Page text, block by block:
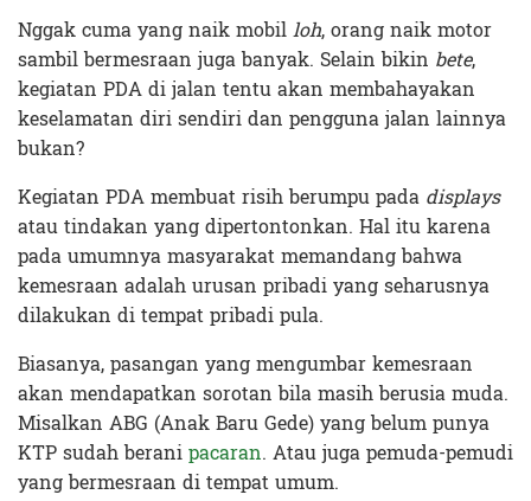
Nggak cuma yang naik mobilloh, orang naik motor
sambil bermesraan juga banyak. Selain bikin bete,
kegiatan PDA di jalan tentu akan membahayakan
keselamatan diri sendiri dan pengguna jalan lainnya
bukan?
Kegiatan PDA membuat risih berumpu pada displays
atau tindakan yang dipertontonkan. Hal itu karena
pada umumnya masyarakat memandang bahwa
kemesraan adalah urusan pribadi yang seharusnya
dilakukan di tempat pribadi pula.
Biasanya, pasangan yang mengumbar kemesraan
akan mendapatkan sorotan bila masih berusia muda.
Misalkan ABG (Anak Baru Gede) yang belum punya
KTP sudah beranipacaran. Atau juga pemuda-pemudi
yang bermesraan di tempat umum.